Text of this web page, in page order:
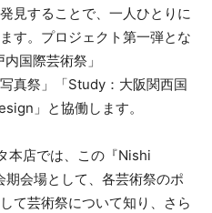
見することで、一人ひとりに
す。プロジェクト第一弾とな
国際芸術祭」
真祭」「Study：大阪関西国
」と協働します。
本店では、この『Nishi
会場として、各芸術祭のポ
て芸術祭について知り、さら